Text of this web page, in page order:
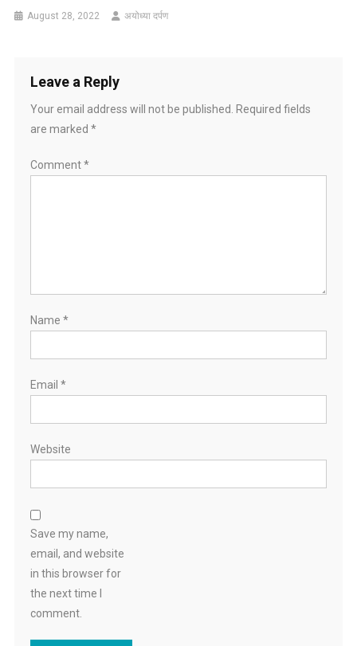
August 28, 2022 अयोध्या दर्पण
Leave a Reply
Your email address will not be published.
Required fields
are marked *
Comment*
Name *
Email *
Website
Save my name,
email, and website
in this browser for
the next time I
comment.